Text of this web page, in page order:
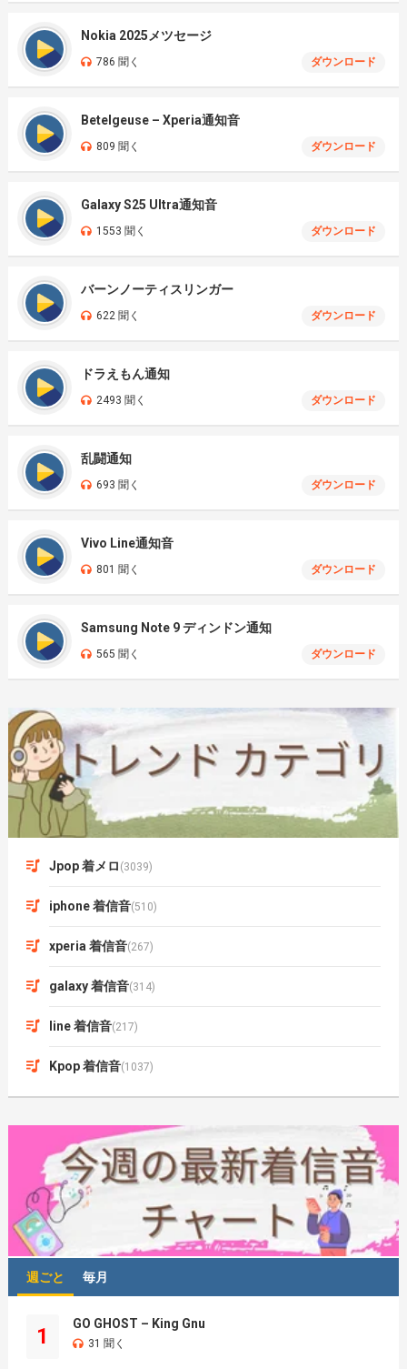
Nokia 2025メツセージ
786 聞く ダウンロード
Betelgeuse – Xperia通知音
809 聞く ダウンロード
Galaxy S25 Ultra通知音
1553 聞く ダウンロード
バーンノーティスリンガー
622 聞く ダウンロード
ドラえもん通知
2493 聞く ダウンロード
乱闘通知
693 聞く ダウンロード
Vivo Line通知音
801 聞く ダウンロード
Samsung Note 9 ディンドン通知
565 聞く ダウンロード
Jpop 着メロ (3039)
iphone 着信音(510)
xperia 着信音(267)
galaxy 着信音(314)
line 着信音(217)
Kpop 着信音(1037)
週ごと 毎月
1
GO GHOST – King Gnu
31 聞く